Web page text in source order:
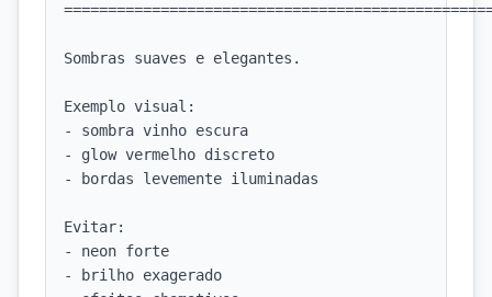
Sombras suaves e elegantes.
Exemplo visual:
- sombra vinho escura
- glow vermelho discreto
- bordas levemente iluminadas
Evitar:
- neon forte
- brilho exagerado